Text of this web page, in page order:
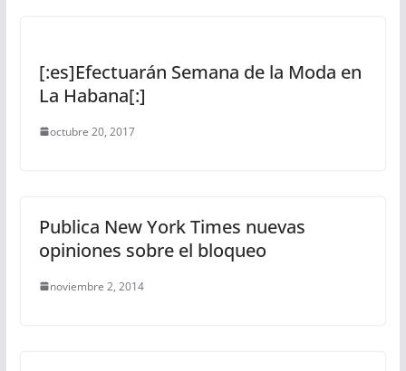
[:es]Efectuarán Semana de la Moda en
La Habana[:]
octubre 20, 2017
Publica New York Times nuevas
opiniones sobre el bloqueo
noviembre 2, 2014